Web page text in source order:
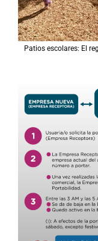
Patios escolares: El